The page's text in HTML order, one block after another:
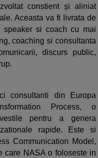
constient și aliniat
Aceasta va fi livrata de
speaker si coach cu mai
coaching si consultanta
discurs public,
consultanti din Europa
Process, o
pentru a genera
rapide. Este si
Communication Model,
care NASA o foloseste in